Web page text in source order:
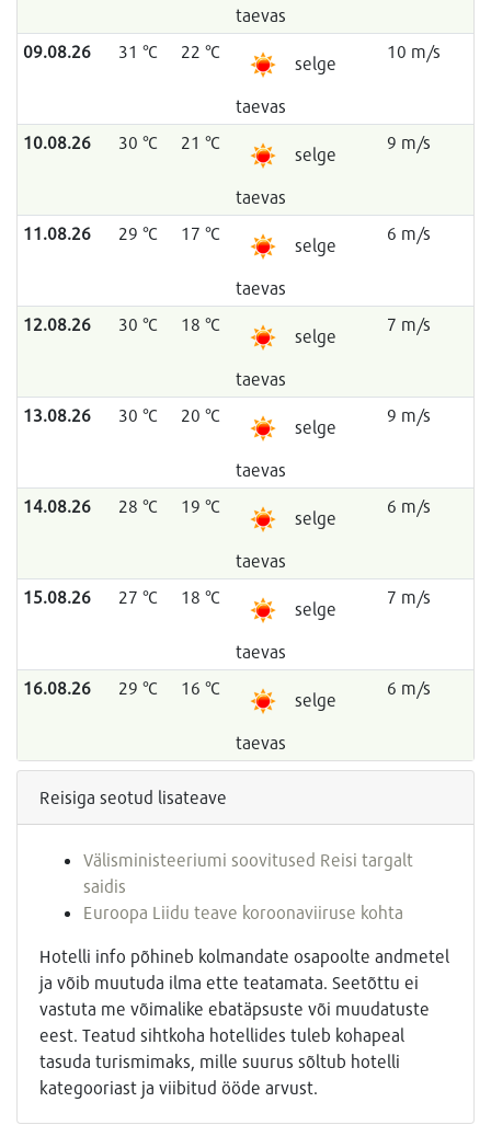
taevas
09.08.26 31 °C 22 °C
selge
taevas
10 m/s
10.08.26 30 °C 21 °C
selge
taevas
9 m/s
11.08.26 29 °C 17 °C
selge
taevas
6 m/s
12.08.26 30 °C 18 °C
selge
taevas
7 m/s
13.08.26 30 °C 20 °C
selge
taevas
9 m/s
14.08.26 28 °C 19 °C
selge
taevas
6 m/s
15.08.26 27 °C 18 °C
selge
taevas
7 m/s
16.08.26 29 °C 16 °C
selge
taevas
6 m/s
Reisiga seotud lisateave
Välisministeeriumi soovitused Reisi targalt
saidis
Euroopa Liidu teave koroonaviiruse kohta
Hotelli info põhineb kolmandate osapoolte andmetel
ja võib muutuda ilma ette teatamata. Seetõttu ei
vastuta me võimalike ebatäpsuste või muudatuste
eest. Teatud sihtkoha hotellides tuleb kohapeal
tasuda turismimaks, mille suurus sõltub hotelli
kategooriast ja viibitud ööde arvust.